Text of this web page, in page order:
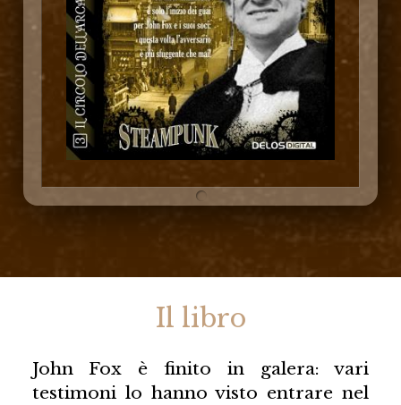
Il libro
John Fox è finito in galera: vari
testimoni lo hanno visto entrare nel